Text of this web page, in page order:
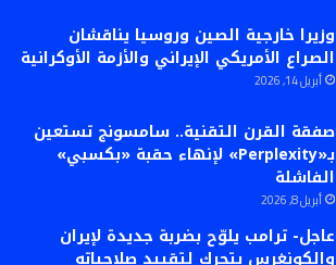
وزيرا خارجية الصين وروسيا يناقشان
الصراع الأمريكي الإيراني والأزمة الأوكرانية
أبريل 14, 2026
صفقة القرن التقنية.. سامسونج تستعين
بـ«Perplexity» لإنهاء حقبة «بكسبي»
الفاشلة
أبريل 8, 2026
عاجل- ترامب يلوّح بضربة جديدة لإيران